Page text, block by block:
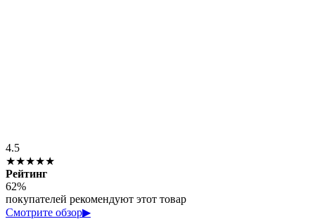
4.5
★★★★★
Рейтинг
62%
покупателей рекомендуют этот товар
Смотрите обзор▶